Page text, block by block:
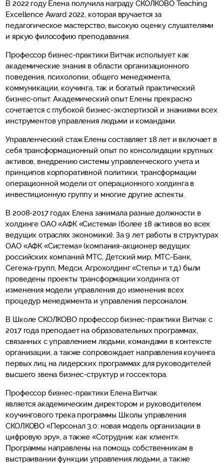
В 2022 году Елена получила награду СКОЛКОВО Teaching
Excellence Award 2022, которая вручается за
педагогическое мастерство, высокую оценку слушателями
и яркую философию преподавания.
Профессор бизнес-практики Витчак использует как
академические знания в области организационного
поведения, психологии, общего менеджмента,
коммуникации, коучинга, так и богатый практический
бизнес-опыт. Академический опыт Елены прекрасно
сочетается с глубокой бизнес-экспертизой и знаниями всех
инструментов управления людьми и командами.
Управленческий стаж Елены составляет 18 лет и включает в
себя трансформационный опыт по консолидации крупных
активов, внедрению системы управленческого учета и
принципов корпоративной политики, трансформации
операционной модели от операционного холдинга в
инвестиционную группу и многие другие аспекты.
В 2008-2017 годах Елена занимала разные должности в
холдинге ОАО «АФК «Система» (более 18 активов во всех
ведущих отраслях экономики). За 9 лет работы в структурах
ОАО «АФК «Система» (компания-акционер ведущих
российских компаний МТС, Детский мир, МТС-Банк,
Сегежа-групп, Медси, Агрохолдинг «Степь» и т.д.) были
проведены проекты трансформации холдинга от
изменения модели управления до изменения всех
процедур менеджмента и управления персоналом.
В Школе СКОЛКОВО профессор бизнес-практики Витчак с
2017 года преподает на образовательных программах,
связанных с управлением людьми, командами в контексте
организации, а также сопровождает направления коучинга
первых лиц на лидерских программах для руководителей
высшего звена бизнес-структур и госсектора.
Профессор бизнес-практики Елена Витчак
является академическим директором и руководителем
коучингового трека программы Школы управления
СКОЛКОВО «Персонал 3.0: новая модель организации в
цифровую эру», а также «Сотрудник как клиент».
Программы направлены на помощь собственникам в
выстраивании функции управления людьми, а также